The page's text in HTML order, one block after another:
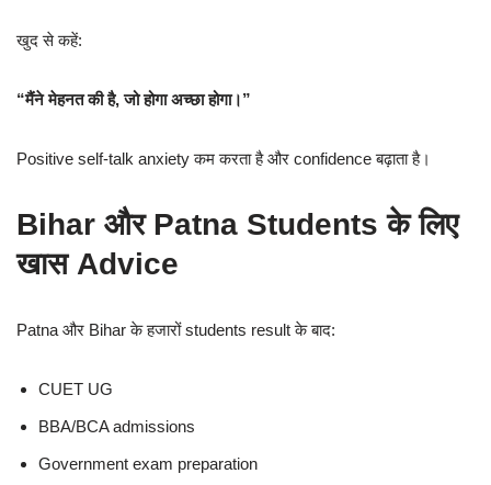
खुद से कहें:
“मैंने मेहनत की है, जो होगा अच्छा होगा।”
Positive self-talk anxiety कम करता है और confidence बढ़ाता है।
Bihar और Patna Students के लिए
खास Advice
Patna और Bihar के हजारों students result के बाद:
CUET UG
BBA/BCA admissions
Government exam preparation